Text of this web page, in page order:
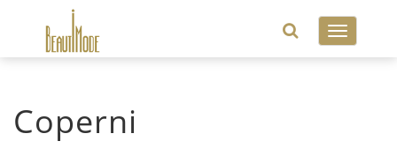
Toggle
Coperni